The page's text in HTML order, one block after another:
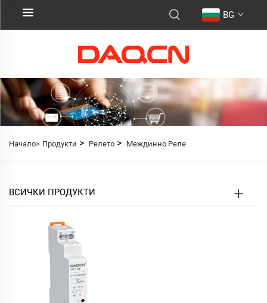
BG
Начало> Продукти > Релето > Междинно Реле
ВСИЧКИ ПРОДУКТИ